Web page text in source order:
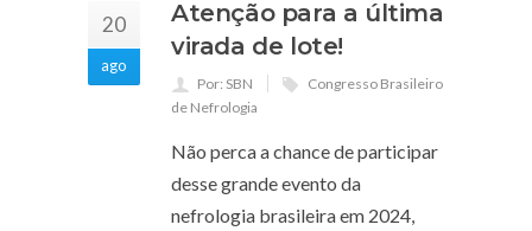
20
ago
Atenção para a última
virada de lote!
Por: SBN
Congresso Brasileiro
de Nefrologia
Não perca a chance de participar
desse grande evento da
nefrologia brasileira em 2024,